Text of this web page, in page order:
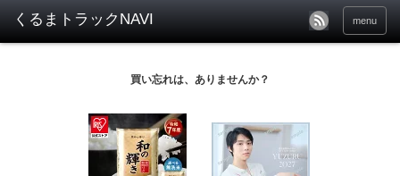
menu
買い忘れは、ありませんか？